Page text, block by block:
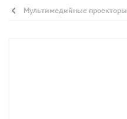
Мультимедийные проекторы